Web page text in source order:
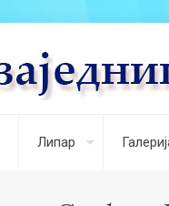
Липар